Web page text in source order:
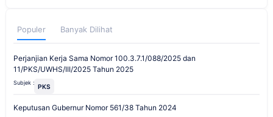
Populer Banyak Dilihat
Perjanjian Kerja Sama Nomor 100.3.7.1/088/2025 dan
11/PKS/UWHS/III/2025 Tahun 2025
Subjek : PKS
Keputusan Gubernur Nomor 561/38 Tahun 2024